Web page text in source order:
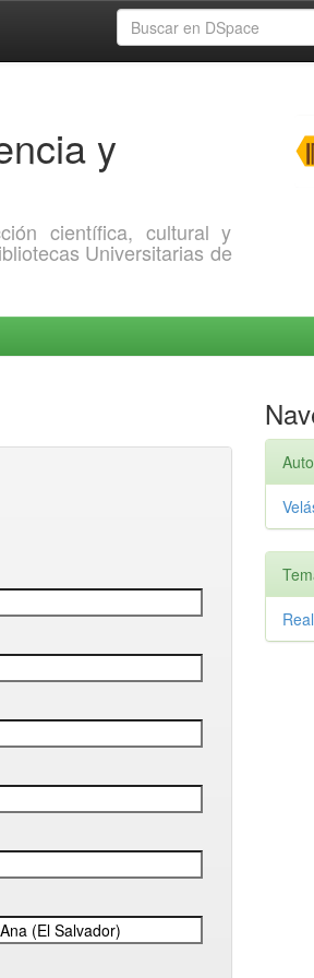
y
científica, cultural y
Universitarias de